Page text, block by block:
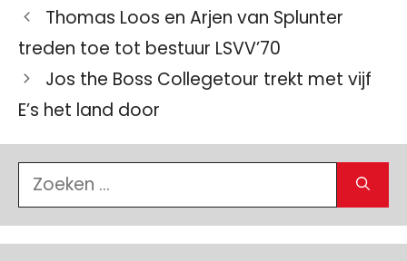
Thomas Loos en Arjen van Splunter
treden toe tot bestuur LSVV’70
Jos the Boss Collegetour trekt met vijf
E’s het land door
Zoek
naar: